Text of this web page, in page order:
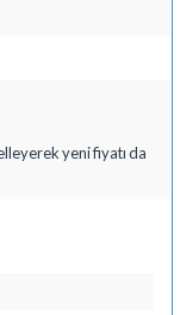
yeni fiyatı da